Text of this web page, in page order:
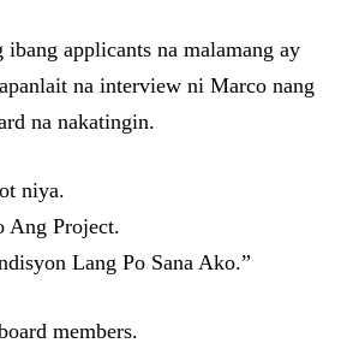
applicants na malamang ay
na interview ni Marco nang
na nakatingin.
niya.
Ang Project.
Lang Po Sana Ako.”
members.